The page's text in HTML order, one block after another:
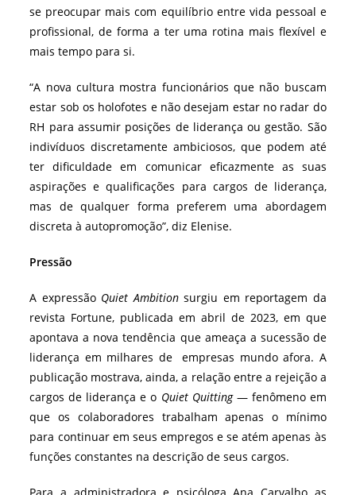
se preocupar mais com equilíbrio entre vida pessoal e
profissional, de forma a ter uma rotina mais flexível e
mais tempo para si.
“A nova cultura mostra funcionários que não buscam
estar sob os holofotes e não desejam estar no radar do
RH para assumir posições de liderança ou gestão. São
indivíduos discretamente ambiciosos, que podem até
ter dificuldade em comunicar eficazmente as suas
aspirações e qualificações para cargos de liderança,
mas de qualquer forma preferem uma abordagem
discreta à autopromoção”, diz Elenise.
Pressão
A expressão Quiet Ambitionsurgiu em reportagem da
revista Fortune, publicada em abril de 2023, em que
apontava a nova tendência que ameaça a sucessão de
liderança em milhares de empresas mundo afora. A
publicação mostrava, ainda, a relação entre a rejeição a
cargos de liderança e o Quiet Quitting— fenômeno em
que os colaboradores trabalham apenas o mínimo
para continuar em seus empregos e se atém apenas às
funções constantes na descrição de seus cargos.